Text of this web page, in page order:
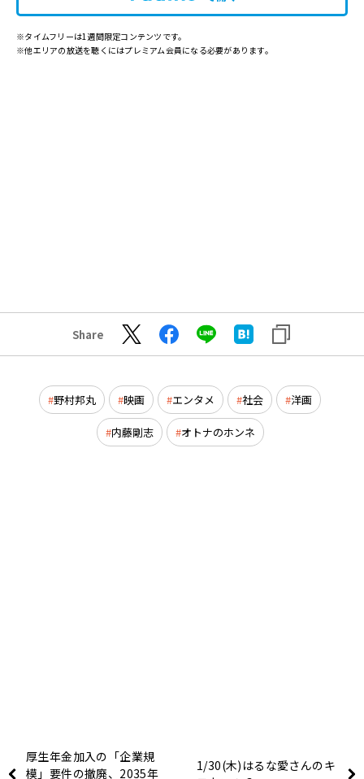
※タイムフリーは1週間限定コンテンツです。
※他エリアの放送を聴くにはプレミアム会員になる必要があります。
Share
野村邦丸 映画 エンタメ 社会 洋画
内藤剛志 オトナのホンネ
厚生年金加入の「企業規
模」要件の撤廃、2035年
1/30(木)はるな愛さんのキ